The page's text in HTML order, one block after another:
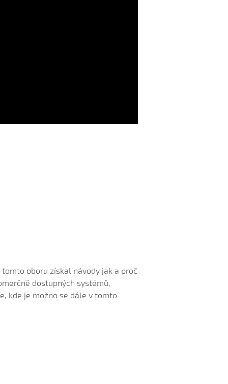
oboru získal návody jak a proč
dostupných systémů,
kde je možno se dále v tomto